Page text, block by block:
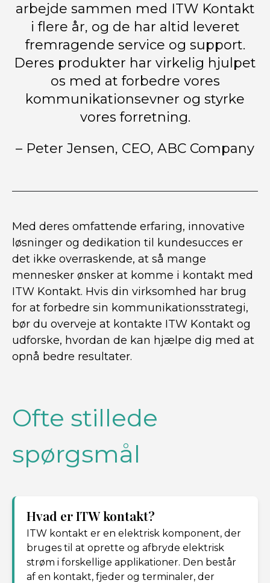
arbejde sammen med ITW Kontakt
i flere år, og de har altid leveret
fremragende service og support.
Deres produkter har virkelig hjulpet
os med at forbedre vores
kommunikationsevner og styrke
vores forretning.
– Peter Jensen, CEO, ABC Company
Med deres omfattende erfaring, innovative
løsninger og dedikation til kundesucces er
det ikke overraskende, at så mange
mennesker ønsker at komme i kontakt med
ITW Kontakt. Hvis din virksomhed har brug
for at forbedre sin kommunikationsstrategi,
bør du overveje at kontakte ITW Kontakt og
udforske, hvordan de kan hjælpe dig med at
opnå bedre resultater.
Ofte stillede
spørgsmål
Hvad er ITW kontakt?
ITW kontakt er en elektrisk komponent, der
bruges til at oprette og afbryde elektrisk
strøm i forskellige applikationer. Den består
af en kontakt, fjeder og terminaler, der